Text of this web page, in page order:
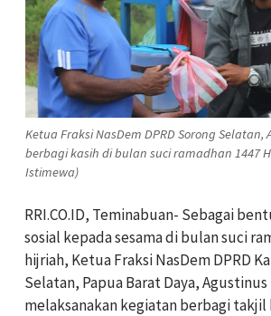
Ketua Fraksi NasDem DPRD Sorong Selatan,
berbagi kasih di bulan suci ramadhan 1447
Istimewa)
RRI.CO.ID, Teminabuan- Sebagai
sosial kepada sesama di bulan suci
hijriah, Ketua Fraksi NasDem DPRD
Selatan, Papua Barat Daya,
melaksanakan kegiatan berbagi takjil